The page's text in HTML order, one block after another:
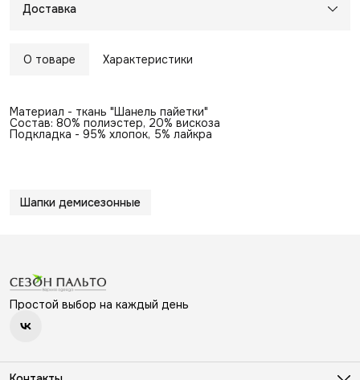
Доставка
О товаре Характеристики
Материал - ткань "Шанель пайетки"
Состав: 80% полиэстер, 20% вискоза
Подкладка - 95% хлопок, 5% лайкра
Шапки демисезонные
Простой выбор на каждый день